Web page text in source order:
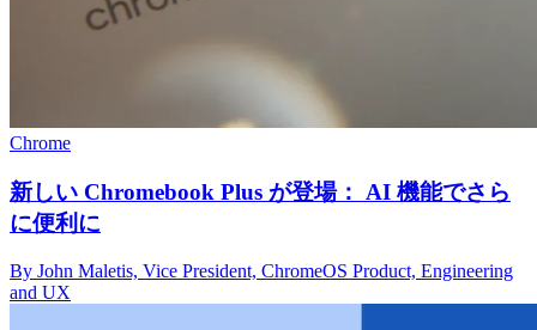
Chrome
新しい Chromebook Plus が登場： AI 機能でさら
に便利に
By John Maletis, Vice President, ChromeOS Product, Engineering
and UX